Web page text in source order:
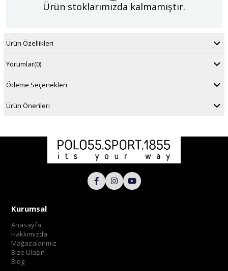
Ürün stoklarımızda kalmamıştır.
Ürün Özellikleri
Yorumlar(0)
Ödeme Seçenekleri
Ürün Önerileri
Kurumsal
Anasayfa
Hakkımızda
Mağazalarımız
Bize Ulaşın
Blog